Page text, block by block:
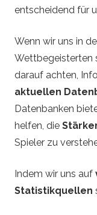
T
i
p
s
entscheidend für
Wenn wir uns in
Wettbegeisterten
darauf achten,
aktuellen
Datenbanken
helfen, die
Spieler zu
Indem wir uns auf
Statistikquellen